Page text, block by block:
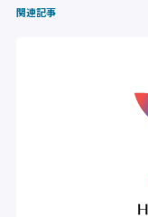
関連記事